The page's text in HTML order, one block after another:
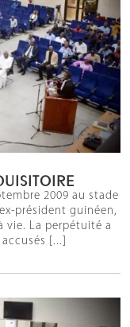
2009 au stade
président guinéen,
vie. La perpétuité a
[...]